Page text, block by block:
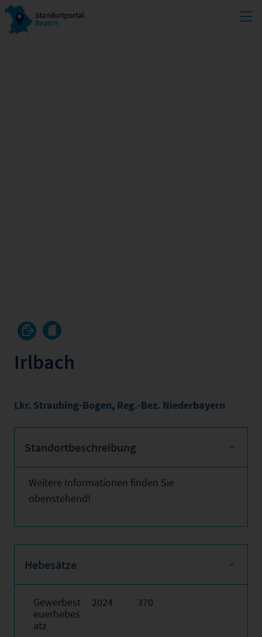
Irlbach
Lkr. Straubing-Bogen, Reg.-Bez. Niederbayern
Standortbeschreibung
Weitere Informationen finden Sie
obenstehend!
Hebesätze
Gewerbest
euerhebes
atz
2024 370